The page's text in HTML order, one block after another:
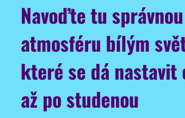
Navoďte tu správnou
atmosféru bílým
které se dá nastavit
až po studenou